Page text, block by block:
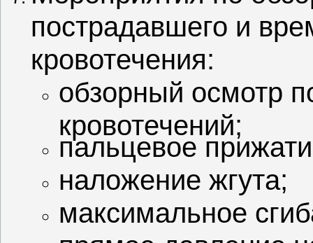
пострадавшего и
кровотечения:
обзорный осмотр
кровотечений;
пальцевое
наложение жгута;
максимальное